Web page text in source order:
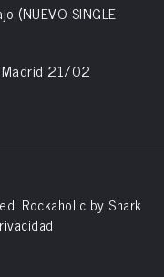
(NUEVO SINGLE
Madrid 21/02
Rockaholic by Shark